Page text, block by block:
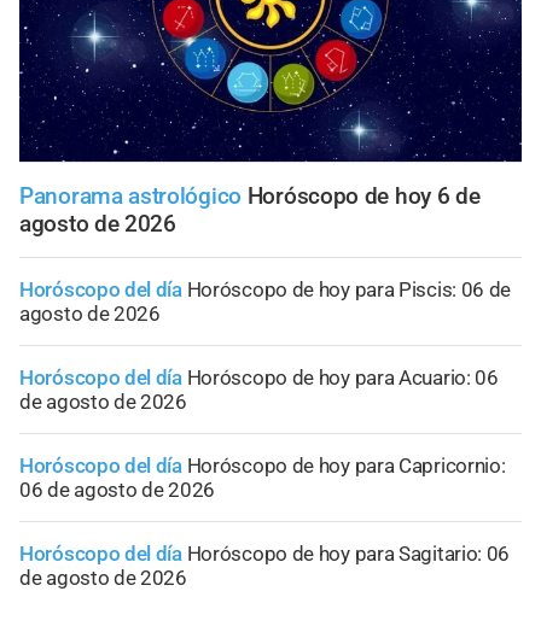
Panorama astrológico Horóscopo de hoy 6 de
agosto de 2026
Horóscopo del día Horóscopo de hoy para Piscis: 06 de
agosto de 2026
Horóscopo del día Horóscopo de hoy para Acuario: 06
de agosto de 2026
Horóscopo del día Horóscopo de hoy para Capricornio:
06 de agosto de 2026
Horóscopo del día Horóscopo de hoy para Sagitario: 06
de agosto de 2026